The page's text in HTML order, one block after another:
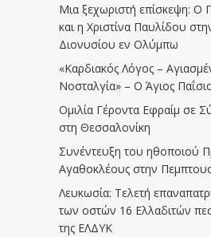
Μια ξεχωριστή επίσκεψη: Ο
και η Χριστίνα Παυλίδου
Διονυσίου εν Ολύμπω
«Καρδιακός Λόγος –
Νοσταλγία» – Ο Άγιος
Ομιλία Γέροντα Εφραίμ σε
στη Θεσσαλονίκη
Συνέντευξη του ηθοποιού
Αγαθοκλέους στην
Λευκωσία: Τελετή
των οστών 16 Ελλαδιτών
της ΕΛΔΥΚ